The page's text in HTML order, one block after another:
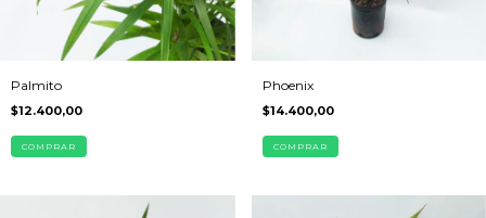
Palmito
$12.400,00
COMPRAR
Phoenix
$14.400,00
COMPRAR